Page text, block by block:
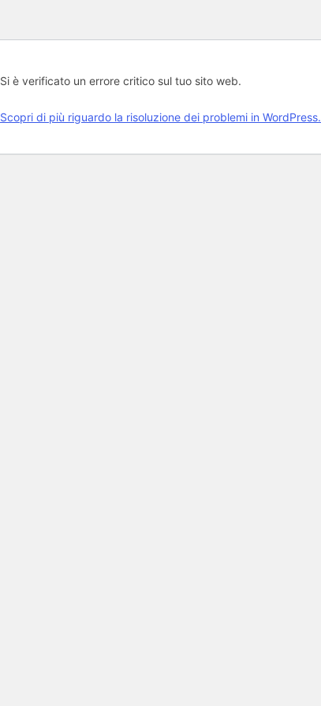
Si è verificato un errore critico sul tuo sito web.
Scopri di più riguardo la risoluzione dei problemi in WordPress.